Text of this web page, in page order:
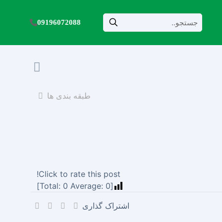
09196072088
طبقه بندی ها
Click to rate this post!
[Total:
0 Average: 0
]
اشتراک گذاری